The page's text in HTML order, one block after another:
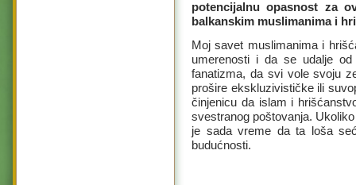
potencijalnu opasnost za
balkanskim muslimanima i
Moj savet muslimanima i
umerenosti i da se udalje
fanatizma, da svi vole svoju
prošire ekskluzivističke ili
činjenicu da islam i
svestranog poštovanja.
je sada vreme da ta loša
budućnosti.